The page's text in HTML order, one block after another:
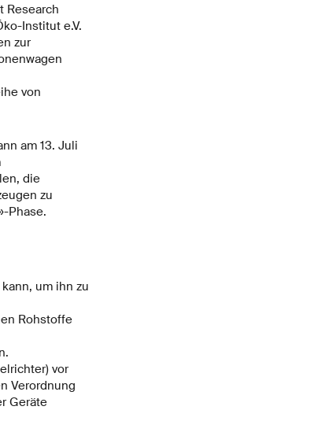
Research
Institut e.V.
zur
von
am 13. Juli
die
zu
Phase.
um ihn zu
Rohstoffe
vor
Verordnung
Geräte